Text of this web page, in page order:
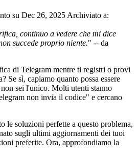
su Dec 26, 2025 Archiviato a:
continuo a vedere che mi dice
succede proprio niente." -- da
di Telegram mentre ti registri o provi
Se sì, capiamo quanto possa essere
sei l'unico. Molti utenti stanno
non invia il codice" e cercano
le soluzioni perfette a questo problema,
sugli ultimi aggiornamenti dei tuoi
preferite. Ora, approfondiamo la